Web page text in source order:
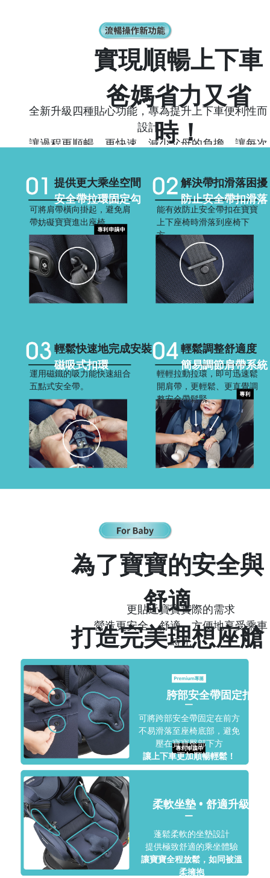
實現順暢上下車
爸媽省力又省
時！
全新升級四種貼心功能，專為提升上下車便利性而
設計
讓過程更順暢、更快速，減少父母的負擔，讓每次
提供更大乘坐空間
安全帶拉環固定勾
可將肩帶橫向掛起，避免肩
帶妨礙寶寶進出座椅。
解決帶扣滑落困擾
防止安全帶扣滑落
能有效防止安全帶扣在寶寶
上下座椅時滑落到座椅下
方。
輕鬆快速地完成安裝
磁吸式扣環
運用磁鐵的吸力能快速組合
五點式安全帶。
輕鬆調整舒適度
簡易調節肩帶系統
輕輕拉動拉環，即可迅速鬆
開肩帶，更輕鬆、更直覺調
整安全帶鬆緊。
為了寶寶的安全與
舒適
打造完美理想座艙
更貼近寶寶實際的需求
營造更安全、舒適、方便地享受乘車
時光
胯部安全帶固定扣
可將跨部安全帶固定在前方
不易滑落至座椅底部，避免
壓在寶寶臀部下方
讓上下車更加順暢輕鬆！
柔軟坐墊 • 舒適升級
蓬鬆柔軟的坐墊設計
提供極致舒適的乘坐體驗
讓寶寶全程放鬆，如同被溫
柔擁抱